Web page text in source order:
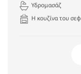
Υδρομασάζ
Η κουζίνα του σεφ